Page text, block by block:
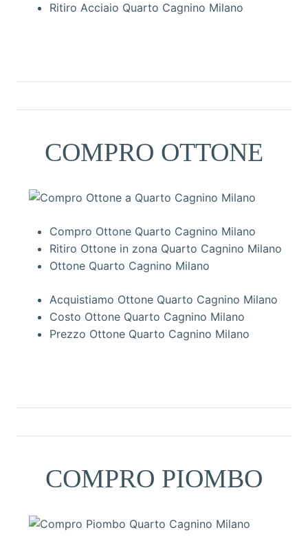
Ritiro Acciaio Quarto Cagnino Milano
COMPRO OTTONE
Compro Ottone Quarto Cagnino Milano
Ritiro Ottone in zona Quarto Cagnino Milano
Ottone Quarto Cagnino Milano
Acquistiamo Ottone Quarto Cagnino Milano
Costo Ottone Quarto Cagnino Milano
Prezzo Ottone Quarto Cagnino Milano
COMPRO PIOMBO